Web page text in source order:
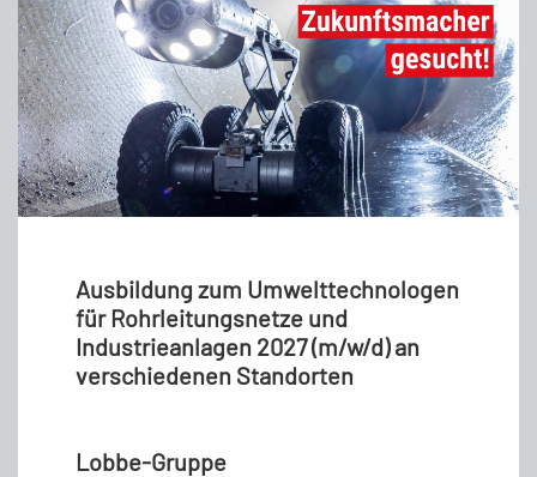
Ausbildung zum Umwelttechnologen
für Rohrleitungsnetze und
Industrieanlagen 2027 (m/w/d) an
verschiedenen Standorten
Lobbe-Gruppe